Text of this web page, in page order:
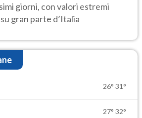
giorni, con valori estremi
gran parte d’Italia
26° 31°
27° 32°